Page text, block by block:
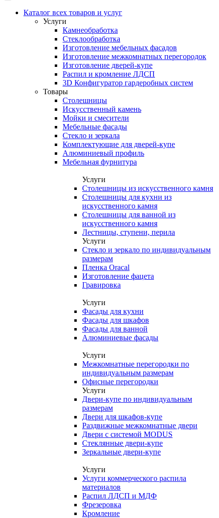
Каталог всех товаров и услуг
Услуги
Камнеобработка
Стеклообработка
Изготовление мебельных фасадов
Изготовление межкомнатных перегородок
Изготовление дверей-купе
Распил и кромление ЛДСП
3D Конфигуратор гардеробных систем
Товары
Столешницы
Искусственный камень
Мойки и смесители
Мебельные фасады
Стекло и зеркала
Комплектующие для дверей-купе
Алюминиевый профиль
Мебельная фурнитура
Услуги
Столешницы из искусственного камня
Столешницы для кухни из
искусственного камня
Столешницы для ванной из
искусственного камня
Лестницы, ступени, перила
Услуги
Стекло и зеркало по индивидуальным
размерам
Пленка Oracal
Изготовление фацета
Гравировка
Услуги
Фасады для кухни
Фасады для шкафов
Фасады для ванной
Алюминиевые фасады
Услуги
Межкомнатные перегородки по
индивидуальным размерам
Офисные перегородки
Услуги
Двери-купе по индивидуальным
размерам
Двери для шкафов-купе
Раздвижные межкомнатные двери
Двери с системой MODUS
Стеклянные двери-купе
Зеркальные двери-купе
Услуги
Услуги коммерческого распила
материалов
Распил ЛДСП и МДФ
Фрезеровка
Кромление